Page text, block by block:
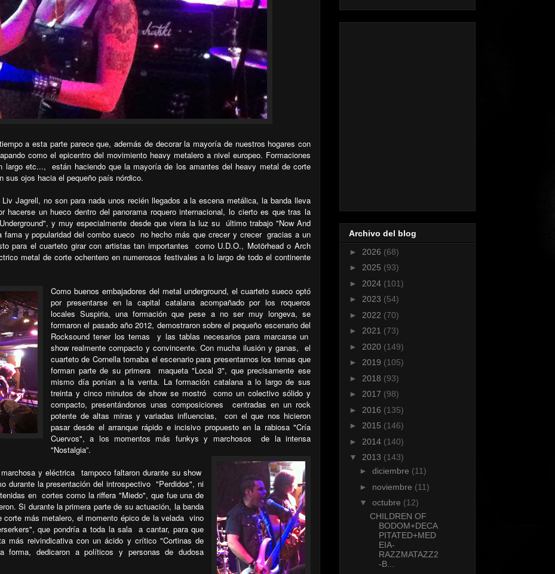
a esta parte parece que, además de decorar la mayoría de nuestros hogares con
como el epicentro del movimiento heavy metalero a nivel europeo. Formaciones
largo etc..., están haciendo que la mayoría de los amantes del heavy metal de corte
sus ojos hacia el pequeño país nórdico.
Jagrell, no son para nada unos recién llegados a la escena metálica, la banda lleva
hacerse un hueco dentro del panorama roquero internacional, lo cierto es que tras la
y muy especialmente desde que viera la luz su último trabajo "Now And
y popularidad del combo sueco no hecho más que crecer y crecer gracias a un
para el cuarteto girar con artistas tan importantes
como U.D.O., Motörhead o Arch
metal de corte ochentero en numerosos festivales a lo largo de todo el continente
Como buenos embajadores del metal underground, el cuarteto sueco optó
por presentarse en la capital catalana acompañado por los roqueros
locales Suspiria, una formación que pese a no ser muy longeva, se
formaron el pasado año 2012, demostraron sobre el pequeño escenario del
Rocksound tener los temas
y las tablas necesarios para marcarse un
show realmente compacto y convincente. Con mucha ilusión y ganas, el
cuarteto de Cornella tomaba el escenario para presentarnos los temas que
forman parte de su primera
maqueta "Local 3", que precisamente ese
mismo día ponían a la venta. La formación catalana a lo largo de sus
treinta y cinco minutos de show se mostró
como un colectivo sólido y
compacto, presentándonos unas composiciones
centradas en un rock
potente de altas miras y variadas influencias,
con el que nos hicieron
pasar desde el arranque rápido e incisivo propuesto en la rabiosa "Cría
Cuervos", a los momentos más funkys y marchosos
de la intensa
"Nostalgia”.
y eléctrica tampoco faltaron durante su show
durante la presentación del introspectivo "Perdidos", ni
en cortes como la riffera "Miedo", que fue una de
Si durante la primera parte de su actuación, la banda
más metalero, el momento épico de la velada vino
que pondría a toda la sala a cantar, para que
más reivindicativa con un ácido y crítico "Cortinas de
forma, dedicaron a políticos y personas de dudosa
Archivo del blog
► 2026 (68)
► 2025 (93)
► 2024 (101)
► 2023 (54)
► 2022 (70)
► 2021 (73)
► 2020 (149)
► 2019 (105)
► 2018 (93)
► 2017 (98)
► 2016 (135)
► 2015 (146)
► 2014 (140)
▼ 2013 (143)
► diciembre (11)
► noviembre (11)
▼ octubre (12)
CHILDREN OF
BODOM+DECA
PITATED+MED
EIA-
RAZZMATAZZ2
-B...